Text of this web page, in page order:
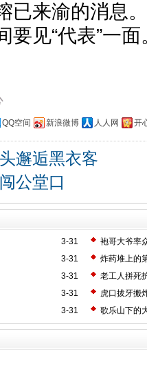
已来渝的消息
要见“代表”一面
QQ空间 新浪微博 人人网 开
邂逅黑衣客
公堂口
3-31
袍哥大爷率
3-31
炸药堆上的
3-31
老工人拼死
3-31
虎口拔牙搬
3-31
歌乐山下的